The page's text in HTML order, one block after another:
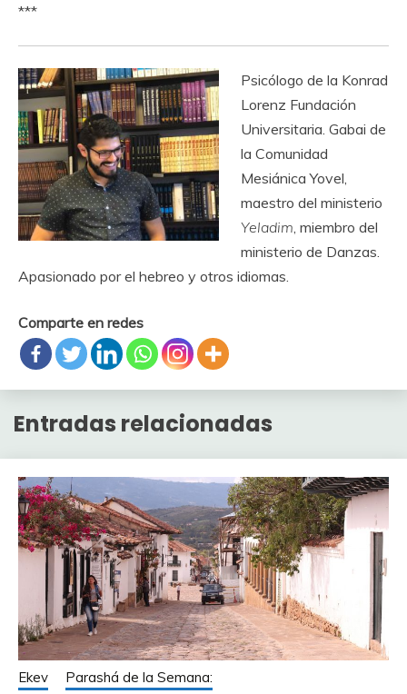
***
Psicólogo de la Konrad
Lorenz Fundación
Universitaria. Gabai de
la Comunidad
Mesiánica Yovel,
maestro del ministerio
Yeladim , miembro del
ministerio de Danzas.
Apasionado por el hebreo y otros idiomas.
Comparte en redes
Entradas relacionadas
Ekev Parashá de la Semana: